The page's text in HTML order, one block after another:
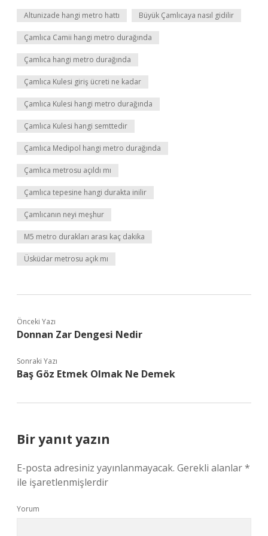
Altunizade hangi metro hattı Büyük Çamlıcaya nasıl gidilir
Çamlıca Camii hangi metro durağında
Çamlıca hangi metro durağında
Çamlıca Kulesi giriş ücreti ne kadar
Çamlıca Kulesi hangi metro durağında
Çamlıca Kulesi hangi semttedir
Çamlıca Medipol hangi metro durağında
Çamlıca metrosu açıldı mı
Çamlıca tepesine hangi durakta inilir
Çamlıcanın neyi meşhur
M5 metro durakları arası kaç dakika
Üsküdar metrosu açık mı
Önceki Yazı
Donnan Zar Dengesi Nedir
Sonraki Yazı
Baş Göz Etmek Olmak Ne Demek
Bir yanıt yazın
E-posta adresiniz yayınlanmayacak. Gerekli alanlar*
ile işaretlenmişlerdir
Yorum